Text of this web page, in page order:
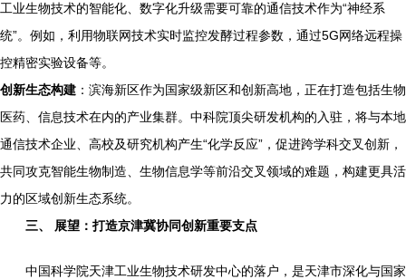
工业生物技术的智能化、数字化升级需要可靠的通信技术作为“神经系
统”。例如，利用物联网技术实时监控发酵过程参数，通过5G网络远程操
控精密实验设备等。
创新生态构建 ：滨海新区作为国家级新区和创新高地，正在打造包括生物
医药、信息技术在内的产业集群。中科院顶尖研发机构的入驻，将与本地
通信技术企业、高校及研究机构产生“化学反应”，促进跨学科交叉创新，
共同攻克智能生物制造、生物信息学等前沿交叉领域的难题，构建更具活
力的区域创新生态系统。
三、 展望：打造京津冀协同创新重要支点
中国科学院天津工业生物技术研发中心的落户，是天津市深化与国家